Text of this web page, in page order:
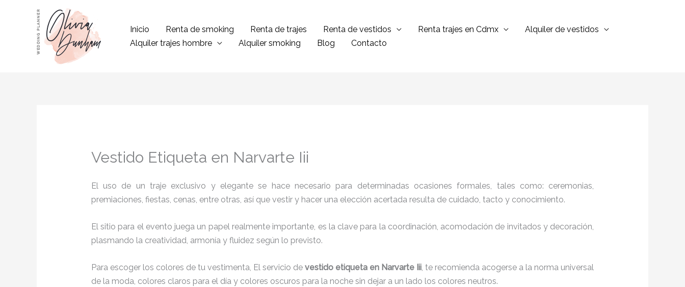
contenido
Inicio Renta de smoking Renta de trajes Renta de vestidos Renta trajes en Cdmx
Alquiler de vestidos
Alquiler trajes hombre
Alquiler smoking Blog Contacto
Vestido Etiqueta en Narvarte Iii
El uso de un traje exclusivo y elegante se hace necesario para determinadas ocasiones formales, tales como: ceremonias,
premiaciones, fiestas, cenas, entre otras, así que vestir y hacer una elección acertada resulta de cuidado, tacto y conocimiento.
El sitio para el evento juega un papel realmente importante, es la clave para la coordinación, acomodación de invitados y decoración,
plasmando la creatividad, armonía y fluidez según lo previsto.
Para escoger los colores de tu vestimenta, El servicio de vestido etiqueta en Narvarte Iii , te recomienda acogerse a la norma universal
de la moda, colores claros para el día y colores oscuros para la noche sin dejar a un lado los colores neutros.